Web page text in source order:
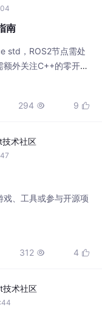
的
南
std，ROS2节点需处
外关注C++的零开销
容器，以及sort、fin
函数重载等概念。理解
294  9 
术社区
、工具或参与开源项
312  4 
技术社区